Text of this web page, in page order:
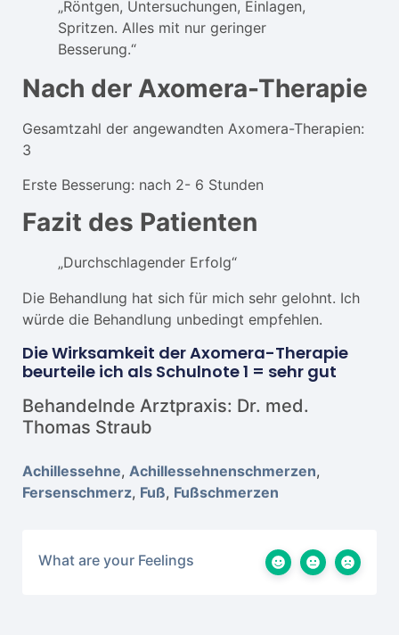
„Röntgen, Untersuchungen, Einlagen,
Spritzen. Alles mit nur geringer
Besserung.“
Nach der Axomera-Therapie
Gesamtzahl der angewandten Axomera-Therapien:
3
Erste Besserung: nach 2- 6 Stunden
Fazit des Patienten
„Durchschlagender Erfolg“
Die Behandlung hat sich für mich sehr gelohnt. Ich
würde die Behandlung unbedingt empfehlen.
Die Wirksamkeit der Axomera-Therapie
beurteile ich als Schulnote 1 = sehr gut
Behandelnde Arztpraxis: Dr. med.
Thomas Straub
Achillessehne, Achillessehnenschmerzen,
Fersenschmerz, Fuß, Fußschmerzen
What are your Feelings